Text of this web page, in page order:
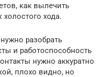
как вылечить
хода.
разобрать
и работоспособность
нужно аккуратно
плохо видно, но